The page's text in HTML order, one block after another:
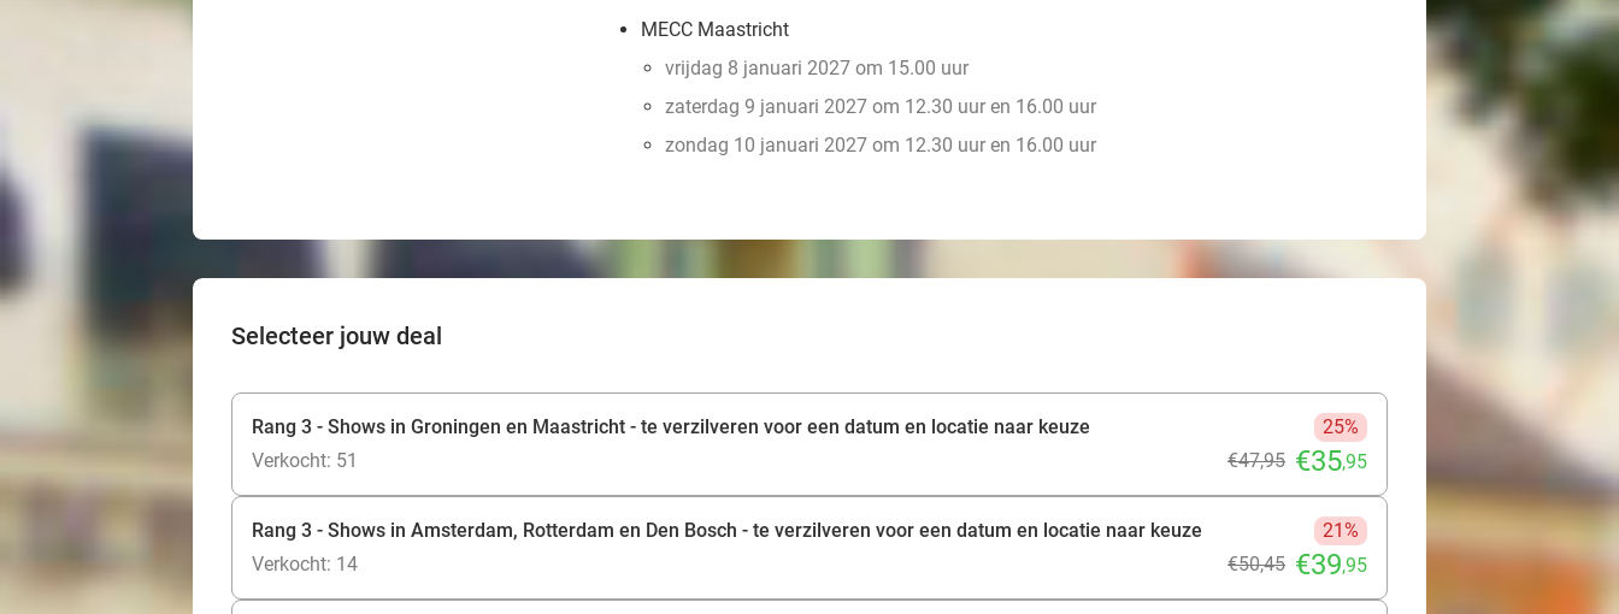
MECC Maastricht
vrijdag 8 januari 2027 om 15.00 uur
zaterdag 9 januari 2027 om 12.30 uur en 16.00 uur
zondag 10 januari 2027 om 12.30 uur en 16.00 uur
Selecteer jouw deal
Rang 3 - Shows in Groningen en Maastricht - te verzilveren voor een datum en locatie naar keuze
25%
Verkocht: 51
€47,95 €35,95
Rang 3 - Shows in Amsterdam, Rotterdam en Den Bosch - te verzilveren voor een datum en locatie naar keuze
21%
Verkocht: 14
€50,45 €39,95